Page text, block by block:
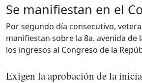
Se manifiestan en el
Por segundo día consecutivo,
manifiestan sobre la 8a. avenida de
los ingresos al Congreso de la
Exigen la aprobación de la